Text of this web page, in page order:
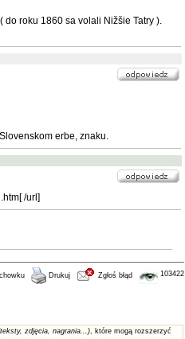
roku 1860 sa volali Nižšie Tatry ).
erbe, znaku.
/url]
Drukuj Zgłoś błąd 103422
zdjęcia, nagrania...), które mogą rozszerzyć